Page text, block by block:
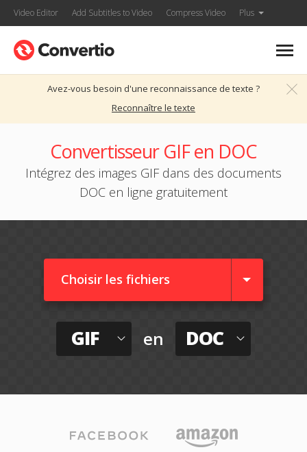
Video Editor Add Subtitles to Video Compress Video Plus
Avez-vous besoin d'une reconnaissance de texte ?
Reconnaître le texte
Convertisseur GIF en DOC
Intégrez des images GIF dans des documents
DOC en ligne gratuitement
Choisir les fichiers
GIF en DOC